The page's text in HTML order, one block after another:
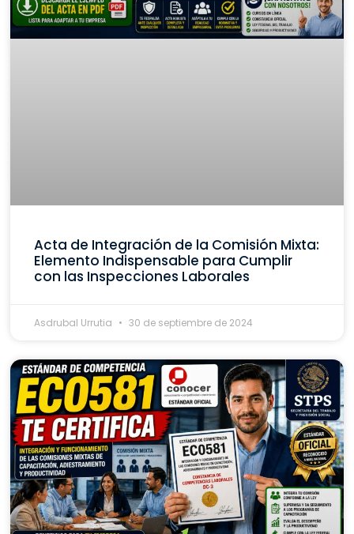
Acta de Integración de la Comisión Mixta:
Elemento Indispensable para Cumplir
con las Inspecciones Laborales
Asdrubal Urrutia 30 de septiembre de 2024